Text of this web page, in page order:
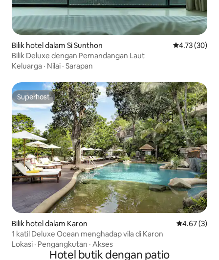
Bilik hotel dalam Si Sunthon Penarafan
4.73 (30)
Bilik Deluxe dengan Pemandangan Laut
Keluarga · Nilai · Sarapan
Superhost
Superhost
Bilik hotel dalam Karon Penarafan
4.67 (3)
1 katil Deluxe Ocean menghadap vila di Karon
Lokasi · Pengangkutan · Akses
Hotel butik dengan patio